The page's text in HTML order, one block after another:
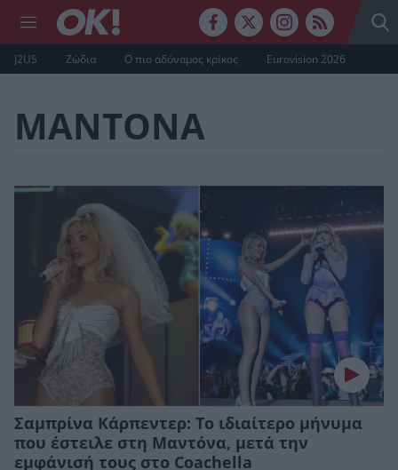
J2US Ζώδια Ο πιο αδύναμος κρίκος Eurovision 2026
ΜΑΝΤΟΝΑ
Σαμπρίνα Κάρπεντερ: Το ιδιαίτερο μήνυμα
που έστειλε στη Μαντόνα, μετά την
εμφάνισή τους στο Coachella